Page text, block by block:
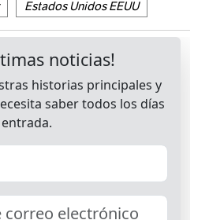
Estados Unidos EEUU